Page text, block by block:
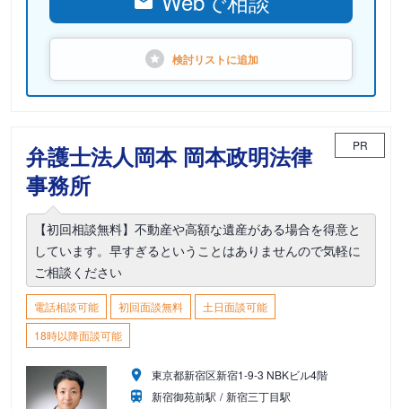
検討リストに追加
弁護士法人岡本 岡本政明法律
事務所
PR
【初回相談無料】不動産や高額な遺産がある場合を得意と
しています。早すぎるということはありませんので気軽に
ご相談ください
電話相談可能 初回面談無料
土日面談可能
18時以降面談可能
東京都新宿区新宿1-9-3 NBKビル4階
新宿御苑前駅
新宿三丁目駅